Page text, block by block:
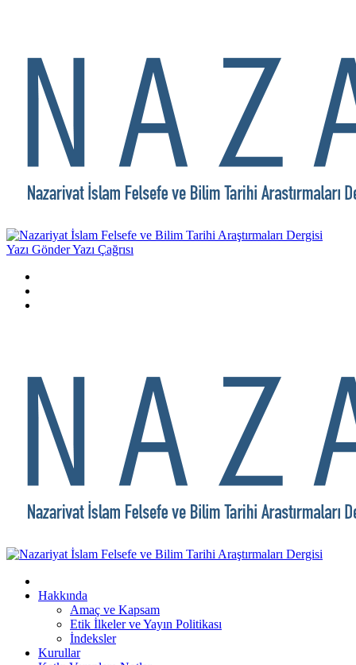
Yazı GönderYazı Çağrısı
Hakkında
Amaç ve Kapsam
Etik İlkeler ve Yayın Politikası
İndeksler
Kurullar